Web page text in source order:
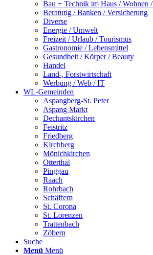
Bau + Technik im Haus / Wohnen
Beratung / Banken / Versicherung
Diverse
Energie / Umwelt
Freizeit / Urlaub / Tourismus
Gastronomie / Lebensmittel
Gesundheit / Körper / Beauty
Handel
Land-, Forstwirtschaft
Werbung / Web / IT
WL-Gemeinden
Aspangberg-St. Peter
Aspang Markt
Dechantskirchen
Feistritz
Friedberg
Kirchberg
Mönichkirchen
Otterthal
Pinggau
Raach
Rohrbach
Schäffern
St. Corona
St. Lorenzen
Trattenbach
Zöbern
Suche
Menü Menü